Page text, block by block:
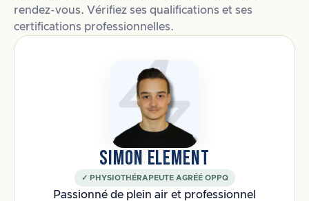
rendez-vous. Vérifiez ses qualifications et ses
certifications professionnelles.
SIMON ELEMENT
✓ PHYSIOTHÉRAPEUTE AGRÉÉ OPPQ
Passionné de plein air et professionnel